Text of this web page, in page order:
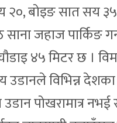
२०, बोइङ सात सय
जहाज पार्किङ
४५ मिटर छ ।
उडानले विभिन्न
उडान पोखरामात्र